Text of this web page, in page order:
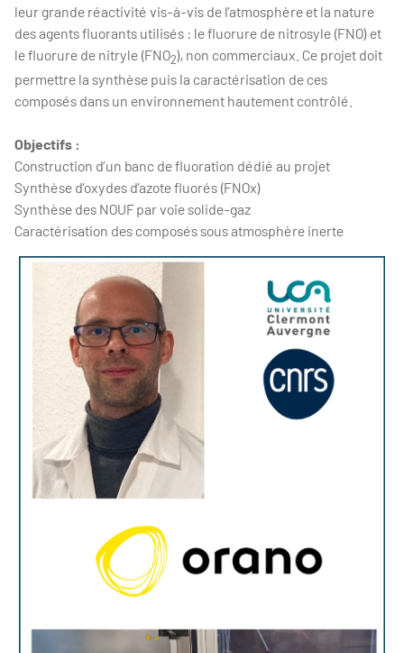
leur grande réactivité vis-à-vis de l’atmosphère et la nature
des agents fluorants utilisés : le fluorure de nitrosyle (FNO) et
le fluorure de nitryle (FNO2), non commerciaux. Ce projet doit
permettre la synthèse puis la caractérisation de ces
composés dans un environnement hautement contrôlé.
Objectifs :
Construction d’un banc de fluoration dédié au projet
Synthèse d’oxydes d’azote fluorés (FNOx)
Synthèse des NOUF par voie solide-gaz
Caractérisation des composés sous atmosphère inerte